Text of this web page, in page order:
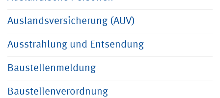
Auslandsversicherung (AUV)
Ausstrahlung und Entsendung
Baustellenmeldung
Baustellenverordnung